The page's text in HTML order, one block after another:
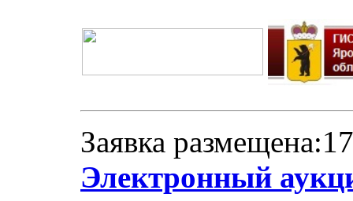
Заявка
Электронный